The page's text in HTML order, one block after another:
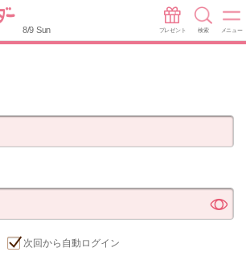
8/9 Sun プレゼント 検索 メニュー
次回から自動ログイン